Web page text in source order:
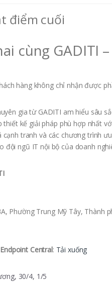
điểm cuối
cùng GADITI
hàng không chỉ nhận được
gia từ GADITI am hiểu sâu
kế giải pháp phù hợp nhất
tranh và các chương trình
đội ngũ IT nội bộ của doanh
Phường Trung Mỹ Tây, Thành
Central: Tải xuống
30/4, 1/5